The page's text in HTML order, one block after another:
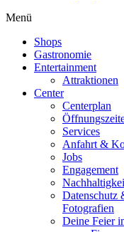
Menü
Shops
Gastronomie
Entertainment
Attraktionen
Center
Centerplan
Services
Anfahrt &
Jobs
Engagement
Datenschutz
Fotografien
Deine Feier